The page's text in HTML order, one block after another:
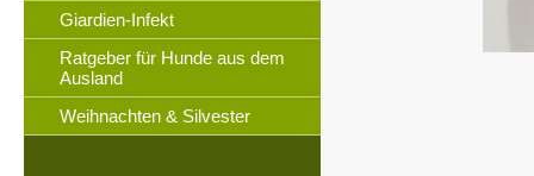
Giardien-Infekt
Ratgeber für Hunde aus dem
Ausland
Weihnachten & Silvester